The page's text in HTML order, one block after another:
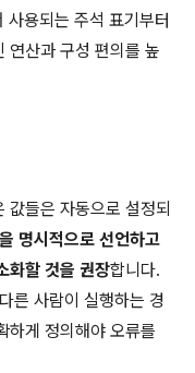
용되는 주석 표기부터
연산과 구성 편의를 높
값들은 자동으로 설정되
명시적으로 선언하고
화할 것을 권장합니다.
른 사람이 실행하는 경
하게 정의해야 오류를